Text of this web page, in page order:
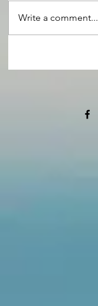
Write a comment...